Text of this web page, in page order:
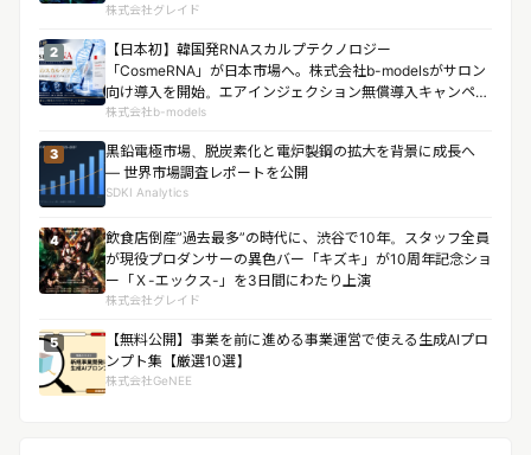
株式会社グレイド
2
【日本初】韓国発RNAスカルプテクノロジー
「CosmeRNA」が日本市場へ。株式会社b-modelsがサロン
向け導入を開始。エアインジェクション無償導入キャンペー
ンも実施。
株式会社b-models
3
黒鉛電極市場、脱炭素化と電炉製鋼の拡大を背景に成長へ
― 世界市場調査レポートを公開
SDKI Analytics
4
飲食店倒産”過去最多”の時代に、渋谷で10年。スタッフ全員
が現役プロダンサーの異色バー「キズキ」が10周年記念ショ
ー「Ｘ-エックス-」を3日間にわたり上演
株式会社グレイド
5
【無料公開】事業を前に進める事業運営で使える生成AIプロ
ンプト集【厳選10選】
株式会社GeNEE